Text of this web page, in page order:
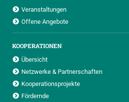
Veranstaltungen
Offene Angebote
KOOPERATIONEN
Übersicht
Netzwerke & Partnerschaften
Kooperationsprojekte
Fördernde